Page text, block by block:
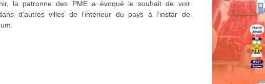
la patronne des PME a évoqué le souhait de voir
d’autres villes de l’intérieur du pays à l’instar de